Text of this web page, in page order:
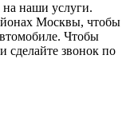
наши услуги.
Москвы, чтобы
Чтобы
сделайте звонок по